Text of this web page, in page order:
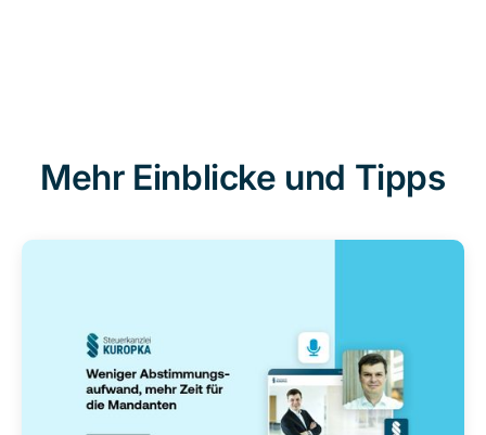
Mehr Einblicke und Tipps